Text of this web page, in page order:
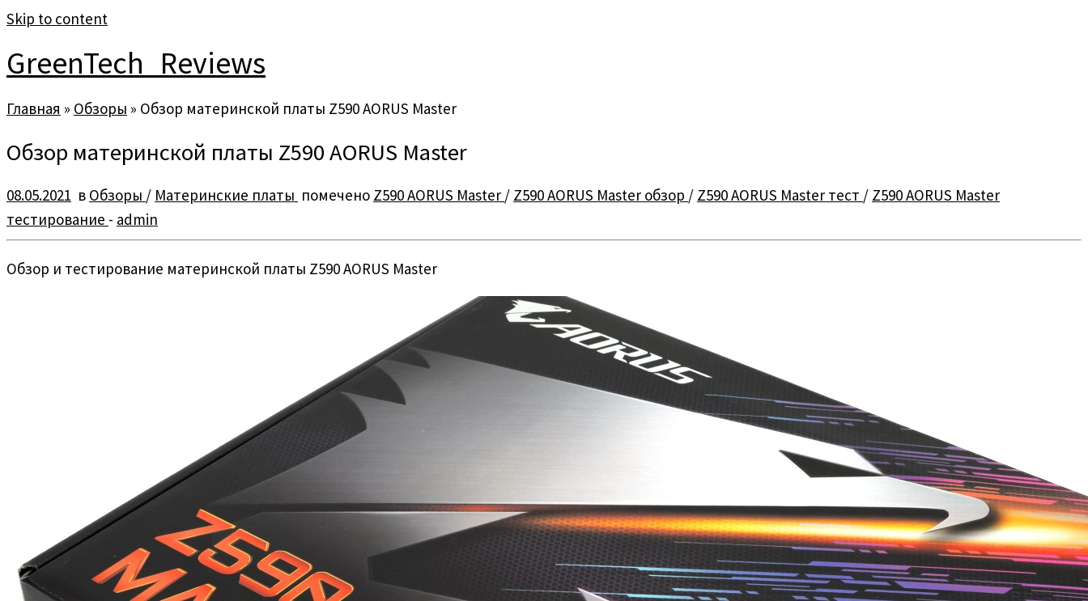
Skip to content
GreenTech_Reviews
Главная » Обзоры » Обзор материнской платы Z590 AORUS Master
Обзор материнской платы Z590 AORUS Master
08.05.2021 в Обзоры / Материнские платы помечено Z590 AORUS Master / Z590 AORUS Master обзор / Z590 AORUS Master тест / Z590 AORUS Master
тестирование - admin
Обзор и тестирование материнской платы Z590 AORUS Master